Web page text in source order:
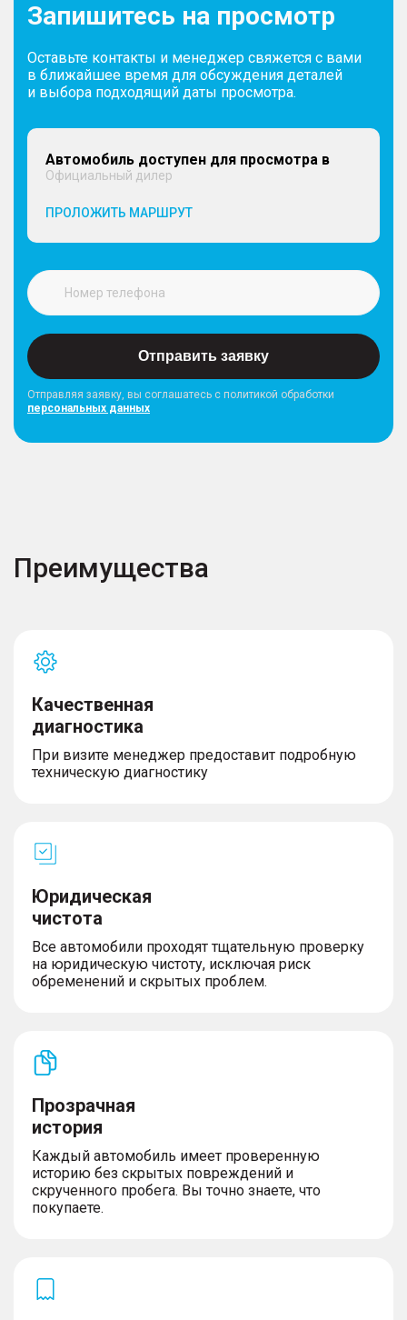
Запишитесь на просмотр
Оставьте контакты и менеджер свяжется с вами
в ближайшее время для обсуждения деталей
и выбора подходящий даты просмотра.
Автомобиль доступен для просмотра в
Официальный дилер
ПРОЛОЖИТЬ МАРШРУТ
Отправить заявку
Отправляя заявку, вы соглашатесь с политикой обработки
персональных данных
Преимущества
Качественная
диагностика
При визите менеджер предоставит подробную
техническую диагностику
Юридическая
чистота
Все автомобили проходят тщательную проверку
на юридическую чистоту, исключая риск
обременений и скрытых проблем.
Прозрачная
история
Каждый автомобиль имеет проверенную
историю без скрытых повреждений и
скрученного пробега. Вы точно знаете, что
покупаете.